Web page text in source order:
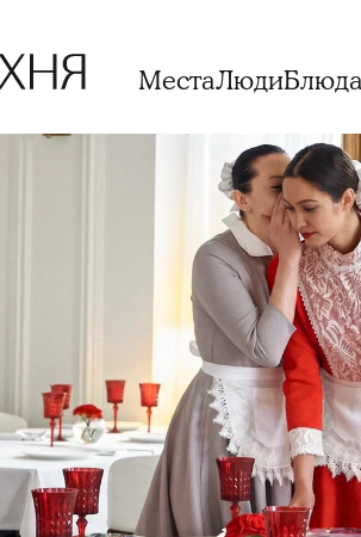
МестаЛюдиБлюда